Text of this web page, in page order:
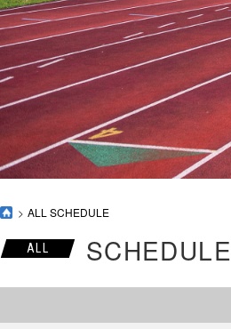
ALL SCHEDULE
ALL SCHEDULE